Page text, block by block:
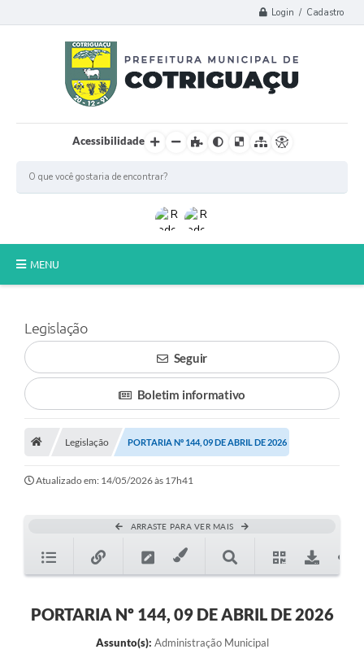
Login / Cadastro
Acessibilidade
MENU
Poder Legislativo
A Prefeitura
Município
Galeria de Fotos
Ouvidoria
Legislação
Seguir
Boletim informativo
Legislação PORTARIA Nº 144, 09 DE ABRIL DE 2026
Atualizado em: 14/05/2026 às 17h41
ARRASTE PARA VER MAIS
PORTARIA Nº 144, 09 DE ABRIL DE 2026
Assunto(s): Administração Municipal